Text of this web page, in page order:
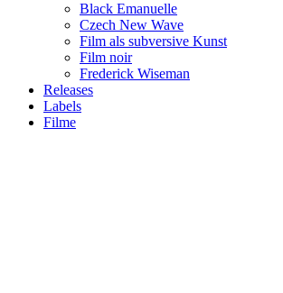
Black Emanuelle
Czech New Wave
Film als subversive Kunst
Film noir
Frederick Wiseman
Releases
Labels
Filme